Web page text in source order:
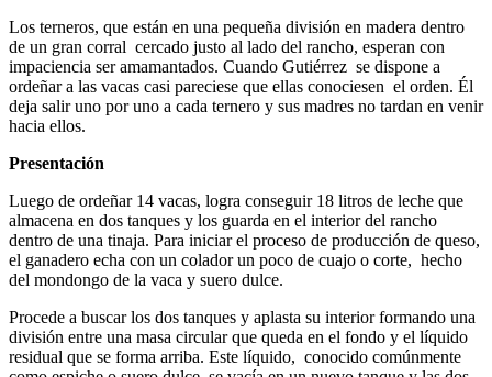
Los terneros, que están en una pequeña división en madera dentro
de un gran corral cercado justo al lado del rancho, esperan con
impaciencia ser amamantados. Cuando Gutiérrez se dispone a
ordeñar a las vacas casi pareciese que ellas conociesen el orden. Él
deja salir uno por uno a cada ternero y sus madres no tardan en venir
hacia ellos.
Presentación
Luego de ordeñar 14 vacas, logra conseguir 18 litros de leche que
almacena en dos tanques y los guarda en el interior del rancho
dentro de una tinaja. Para iniciar el proceso de producción de queso,
el ganadero echa con un colador un poco de cuajo o corte, hecho
del mondongo de la vaca y suero dulce.
Procede a buscar los dos tanques y aplasta su interior formando una
división entre una masa circular que queda en el fondo y el líquido
residual que se forma arriba. Este líquido, conocido comúnmente